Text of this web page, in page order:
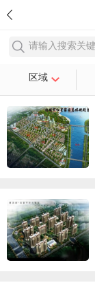
请输入搜索关键
区域